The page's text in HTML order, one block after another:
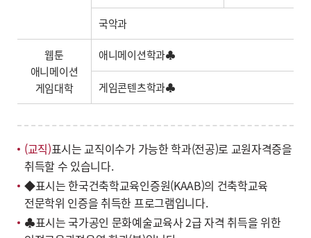
국악과
웹툰
애니메이션
게임대학
애니메이션학과♣
게임콘텐츠학과♣
(교직)표시는 교직이수가 가능한 학과(전공)로 교원자격증을
취득할 수 있습니다.
◆표시는 한국건축학교육인증원(KAAB)의 건축학교육
전문학위 인증을 취득한 프로그램입니다.
♣표시는 국가공인 문화예술교육사 2급 자격 취득을 위한